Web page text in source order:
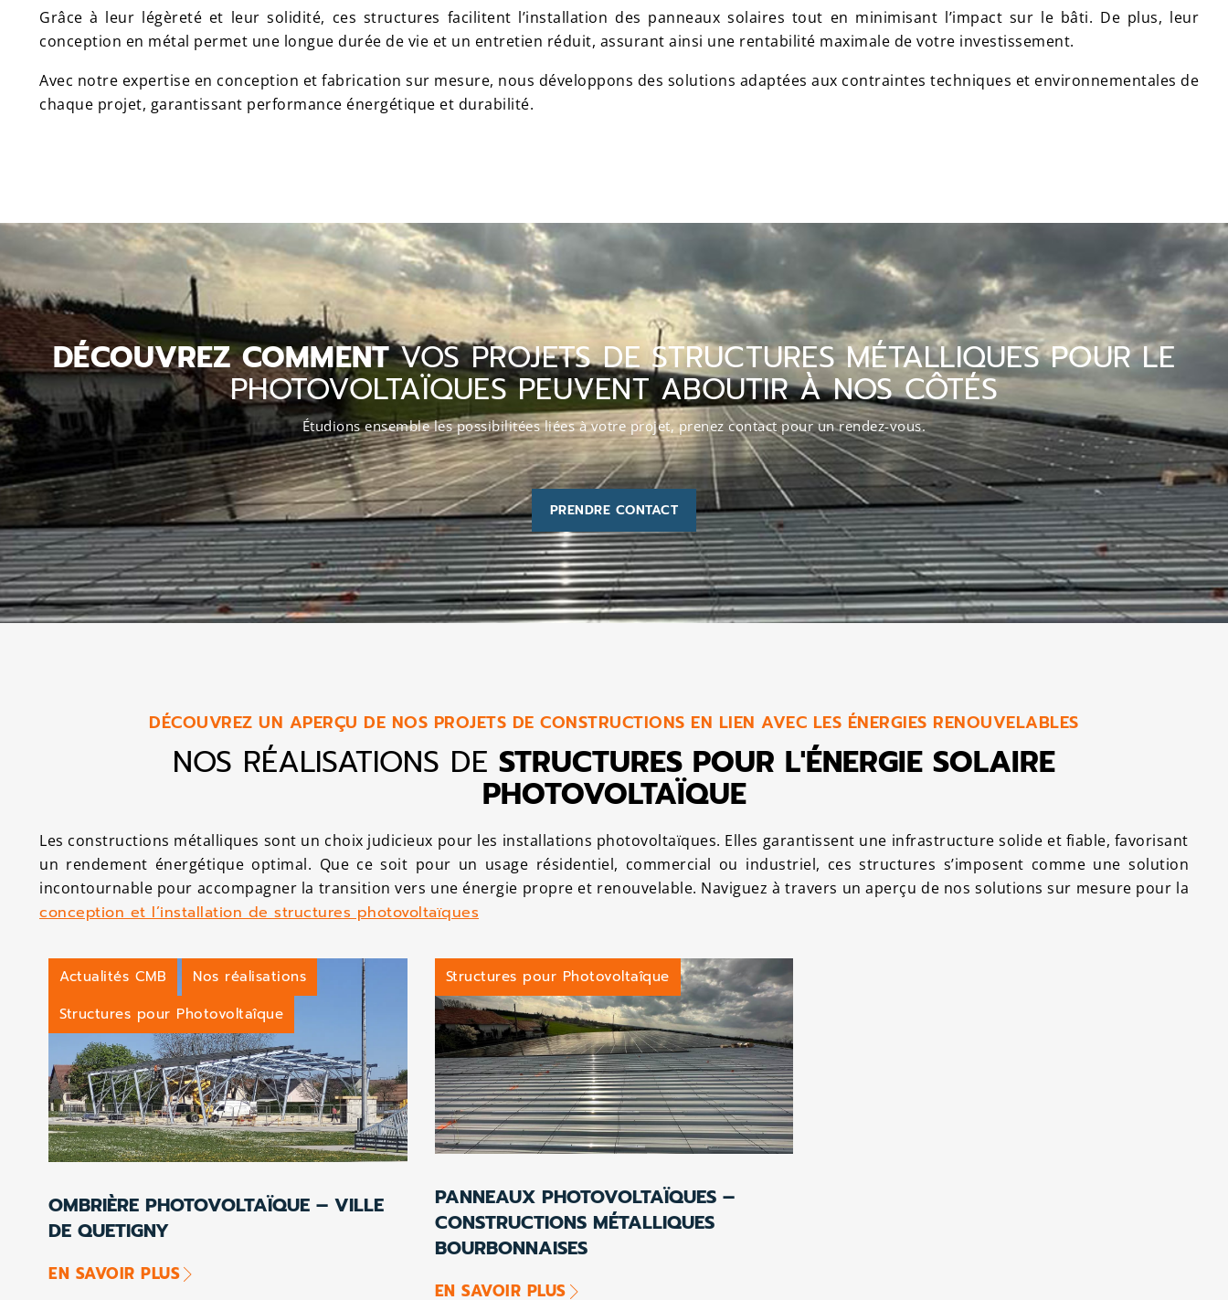
Grâce à leur légèreté et leur solidité, ces structures facilitent l’installation des panneaux solaires tout en minimisant l’impact sur le bâti. De plus, leur
conception en métal permet une longue durée de vie et un entretien réduit, assurant ainsi une rentabilité maximale de votre investissement.
Avec notre expertise en conception et fabrication sur mesure, nous développons des solutions adaptées aux contraintes techniques et environnementales de
chaque projet, garantissant performance énergétique et durabilité.
DÉCOUVREZ COMMENTVOS PROJETS DE STRUCTURES MÉTALLIQUES POUR LE
PHOTOVOLTAÏQUES PEUVENT ABOUTIR À NOS CÔTÉS
Étudions ensemble les possibilitées liées à votre projet, prenez contact pour un rendez-vous.
PRENDRE CONTACT
DÉCOUVREZ UN APERÇU DE NOS PROJETS DE CONSTRUCTIONS EN LIEN AVEC LES ÉNERGIES RENOUVELABLES
NOS RÉALISATIONS DE STRUCTURES POUR L'ÉNERGIE SOLAIRE
PHOTOVOLTAÏQUE
Les constructions métalliques sont un choix judicieux pour les installations photovoltaïques. Elles garantissent une infrastructure solide et fiable, favorisant
un rendement énergétique optimal. Que ce soit pour un usage résidentiel, commercial ou industriel, ces structures s’imposent comme une solution
incontournable pour accompagner la transition vers une énergie propre et renouvelable. Naviguez à travers un aperçu de nos solutions sur mesure pour la
conception et l’installation de structures photovoltaïques
Actualités CMB
Nos réalisations
Structures pour Photovoltaîque
OMBRIÈRE PHOTOVOLTAÏQUE – VILLE
DE QUETIGNY
EN SAVOIR PLUS
Structures pour Photovoltaîque
PANNEAUX PHOTOVOLTAÏQUES –
CONSTRUCTIONS MÉTALLIQUES
BOURBONNAISES
EN SAVOIR PLUS